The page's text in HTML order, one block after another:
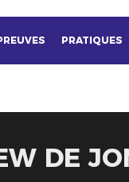
PRATIQUES
DE